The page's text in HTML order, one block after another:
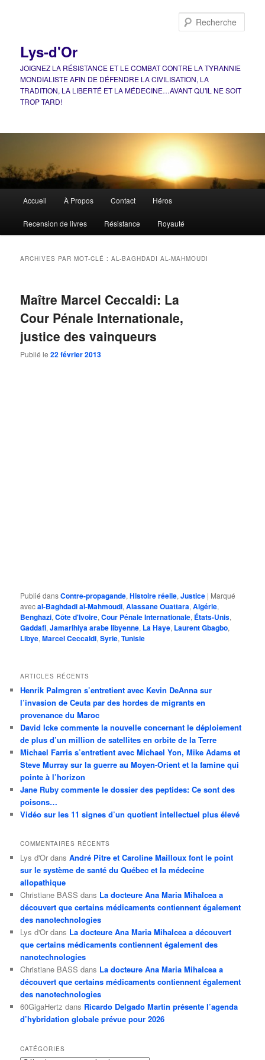
Lys-d'Or
JOIGNEZ LA RÉSISTANCE ET LE COMBAT CONTRE LA TYRANNIE
MONDIALISTE AFIN DE DÉFENDRE LA CIVILISATION, LA
TRADITION, LA LIBERTÉ ET LA MÉDECINE…AVANT QU'IL NE SOIT
TROP TARD!
principal
Accueil À Propos Contact Héros
Recension de livres Résistance Royauté
ARCHIVES PAR MOT-CLÉ :AL-BAGHDADI AL-MAHMOUDI
Maître Marcel Ceccaldi: La
Cour Pénale Internationale,
justice des vainqueurs
Publié le22 février 2013
Publié dansContre-propagande,Histoire réelle,Justice | Marqué
avecal-Baghdadi al-Mahmoudi,Alassane Ouattara,Algérie,
Benghazi,Côte d'Ivoire,Cour Pénale Internationale, États-Unis,
Gaddafi,Jamarihiya arabe libyenne, La Haye, Laurent Gbagbo,
Libye,Marcel Ceccaldi,Syrie,Tunisie
ARTICLES RÉCENTS
Henrik Palmgren s’entretient avec Kevin DeAnna sur
l’invasion de Ceuta par des hordes de migrants en
provenance du Maroc
David Icke commente la nouvelle concernant le déploiement
de plus d’un million de satellites en orbite de la Terre
Michael Farris s’entretient avec Michael Yon, Mike Adams et
Steve Murray sur la guerre au Moyen-Orient et la famine qui
pointe à l’horizon
Jane Ruby commente le dossier des peptides: Ce sont des
poisons…
Vidéo sur les 11 signes d’un quotient intellectuel plus élevé
COMMENTAIRES RÉCENTS
Lys d'Or dansAndré Pitre et Caroline Mailloux font le point
sur le système de santé du Québec et la médecine
allopathique
Christiane BASS dans La docteure Ana Maria Mihalcea a
découvert que certains médicaments contiennent également
des nanotechnologies
Lys d'Or dans La docteure Ana Maria Mihalcea a découvert
que certains médicaments contiennent également des
nanotechnologies
Christiane BASS dans La docteure Ana Maria Mihalcea a
découvert que certains médicaments contiennent également
des nanotechnologies
60GigaHertz dans Ricardo Delgado Martin présente l’agenda
d’hybridation globale prévue pour 2026
CATÉGORIES